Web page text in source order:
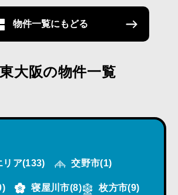
物件一覧にもどる
東大阪の物件一覧
リア(133) 交野市(1)
寝屋川市(8) 枚方市(9)